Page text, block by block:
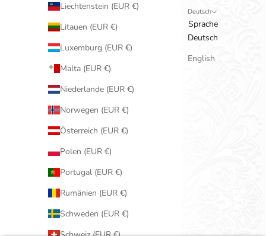
Liechtenstein (EUR €)
Litauen (EUR €)
Luxemburg (EUR €)
Malta (EUR €)
Niederlande (EUR €)
Norwegen (EUR €)
Österreich (EUR €)
Polen (EUR €)
Portugal (EUR €)
Rumänien (EUR €)
Schweden (EUR €)
Deutsch
Sprache
Deutsch
English